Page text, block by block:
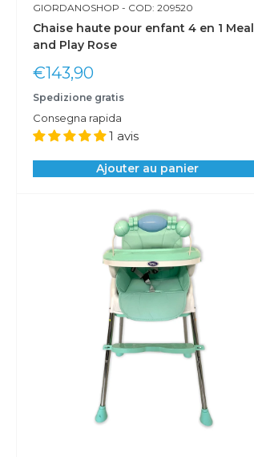
GIORDANOSHOP - COD: 209520
Chaise haute pour enfant 4 en 1 Meal
and Play Rose
Prix
€143,90
Spedizione gratis
Consegna rapida
1 avis
Ajouter au panier